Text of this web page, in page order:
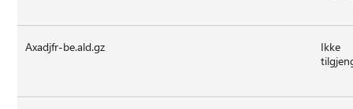
Axadjfr-be.ald.gz
Ikke